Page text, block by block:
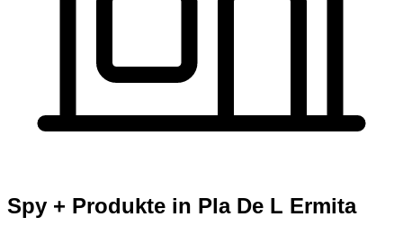
Spy + Produkte in Pla De L Ermita